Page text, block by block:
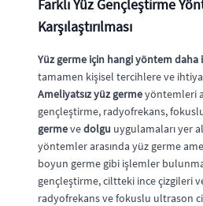
Farklı Yüz Gençleştirme
Karşılaştırılması
Yüz germe için hangi yöntem daha
tamamen kişisel tercihlere ve
Ameliyatsız yüz germeyöntemleri
gençleştirme, radyofrekans,
germevedolgu uygulamaları yer
yöntemler arasında yüz germe
boyun germe gibi işlemler
gençleştirme, ciltteki ince çizgileri
radyofrekans ve fokuslu ultrason